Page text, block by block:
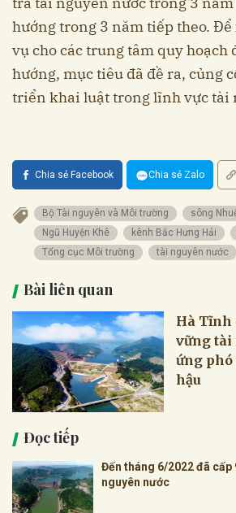
hướng trong 3 năm tiếp theo.
vụ cho các trung tâm quy hoạch
hướng, mục tiêu đã đề ra, củng
triển khai luật trong lĩnh vực tài
Chia sẻ Facebook Chia sẻ Zalo
Bộ Tài nguyên và Môi trường
sông
Ngũ Huyện Khê
kênh Bắc Hưng Hải
Tổng cục Môi trường
tài nguyên nước
Bài liên quan
Hà Tĩnh
vững tài
ứng
hậu
Đọc tiếp
Đến tháng 6/2022 đã cấp
nguyên nước